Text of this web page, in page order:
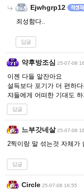
Ejwhgrp12
죄성함다..
답글
약후방조심 25-07-08
이젠 다들 알잔아요
설득보다 포기가 더 편하다
쟈들에게 어떠한 기대도 하
답글
느부갓네살 25-07-08
2찍이랑 말 섞는것 자체가
답글
Circle 25-07-08 16:55